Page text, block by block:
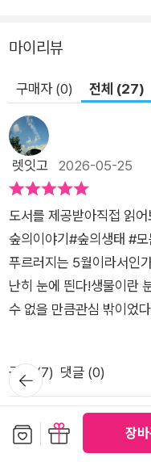
장바
마이리뷰
구매자 (0) 전체 (27)
렛잇고 2026-05-25
도서를 제공받아직접 읽
숲의이야기#숲의생태 #
푸르러지는 5월이라서인
난히 눈에 띈다!생물이란
수 없을 만큼관심 밖이었
신간 소식이 들리면엄마
께 볼 생각에내용에 두근
의 생물 친구들은아래 '책
곤충이다!!아이가 가장 좋
도 봐야지!!남극이나 사
공감 (7) 댓글 (0)
뒤로가
기